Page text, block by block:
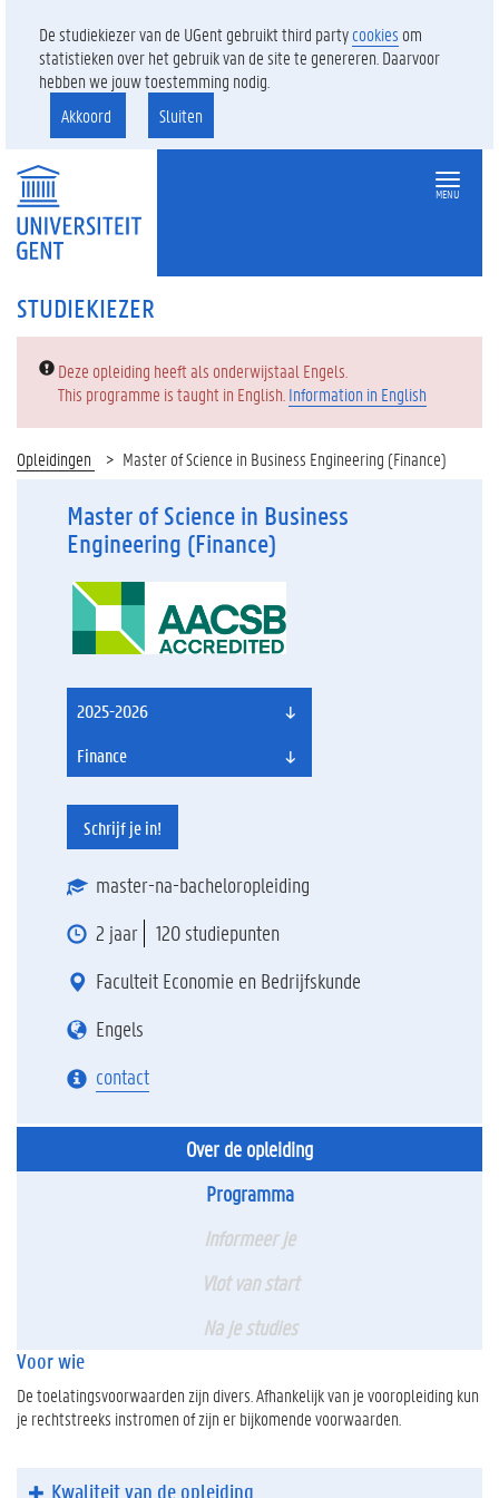
De studiekiezer van de UGent gebruikt third partycookies om
statistieken over het gebruik van de site te genereren. Daarvoor
hebben we jouw toestemming nodig.
Akkoord
Sluiten
MENU
STUDIEKIEZER
Error:
Deze opleiding heeft als onderwijstaal Engels.
This programme is taught in English. Information in English
Opleidingen Master of Science in Business Engineering (Finance)
Master of Science in Business
Engineering (Finance)
2025-2026
Finance
Schrijf je in!
master-na-bacheloropleiding
2 jaar
120 studiepunten
Faculteit Economie en Bedrijfskunde
Engels
contact
Over de opleiding
Programma
Informeer je
Vlot van start
Na je studies
Voor wie
De toelatingsvoorwaarden zijn divers. Afhankelijk van je vooropleiding kun
je rechtstreeks instromen of zijn er bijkomende voorwaarden.
Kwaliteit van de opleiding